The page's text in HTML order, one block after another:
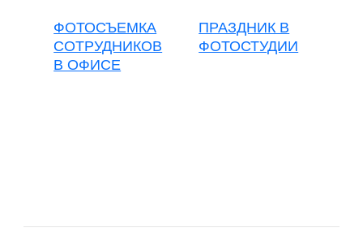
ФОТОСЪЕМКА
СОТРУДНИКОВ
В ОФИСЕ
ПРАЗДНИК В
ФОТОСТУДИИ